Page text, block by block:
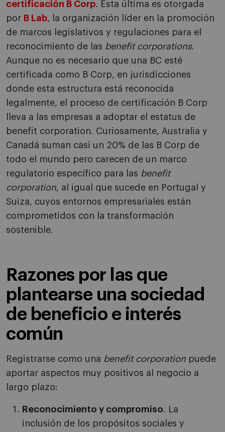
certificación B Corp. Esta última es otorgada
por B Lab, la organización líder en la promoción
de marcos legislativos y regulaciones para el
reconocimiento de las benefit corporations.
Aunque no es necesario que una BC esté
certificada como B Corp, en jurisdicciones
donde esta estructura está reconocida
legalmente, el proceso de certificación B Corp
lleva a las empresas a adoptar el estatus de
benefit corporation. Curiosamente, Australia y
Canadá suman casi un 20% de las B Corp de
todo el mundo pero carecen de un marco
regulatorio específico para las benefit
corporation, al igual que sucede en Portugal y
Suiza, cuyos entornos empresariales están
comprometidos con la transformación
sostenible.
Razones por las que
plantearse una sociedad
de beneficio e interés
común
Registrarse como una benefit corporation puede
aportar aspectos muy positivos al negocio a
largo plazo:
Reconocimiento y compromiso. La
inclusión de los propósitos sociales y